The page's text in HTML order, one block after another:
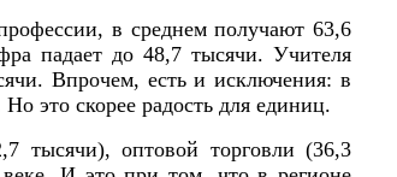
в среднем получают 63,6
падает до 48,7 тысячи. Учителя
Впрочем, есть и исключения: в
это скорее радость для единиц.
тысячи), оптовой торговли (36,3